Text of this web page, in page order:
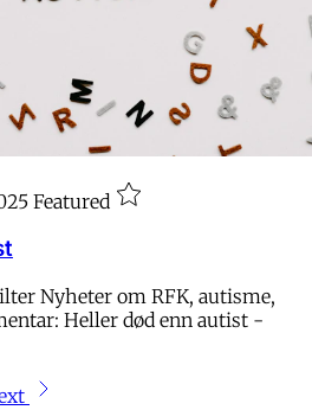
Featured
Nyheter om RFK, autisme,
Heller død enn autist -